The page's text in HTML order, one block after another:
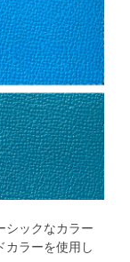
シックなカラー
カラーを使用し